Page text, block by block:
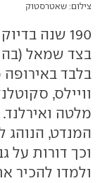
צילום: שאטרסטוק
בצד שמאל
בלבד
וויילס,
מלטה
המנדט, הנוהג
וכך דורות על
ולמדו להכיר